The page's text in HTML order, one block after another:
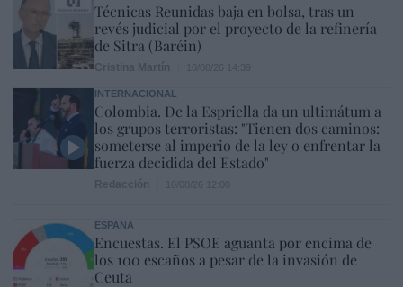
Técnicas Reunidas baja en bolsa, tras un
revés judicial por el proyecto de la refinería
de Sitra (Baréin)
INTERNACIONAL
Colombia. De la Espriella da un ultimátum a
los grupos terroristas: "Tienen dos caminos:
someterse al imperio de la ley o enfrentar la
fuerza decidida del Estado"
ESPAÑA
Encuestas. El PSOE aguanta por encima de
los 100 escaños a pesar de la invasión de
Ceuta